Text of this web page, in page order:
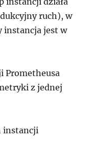
ruch), w
instancja jest w
Prometheusa
z jednej
instancji